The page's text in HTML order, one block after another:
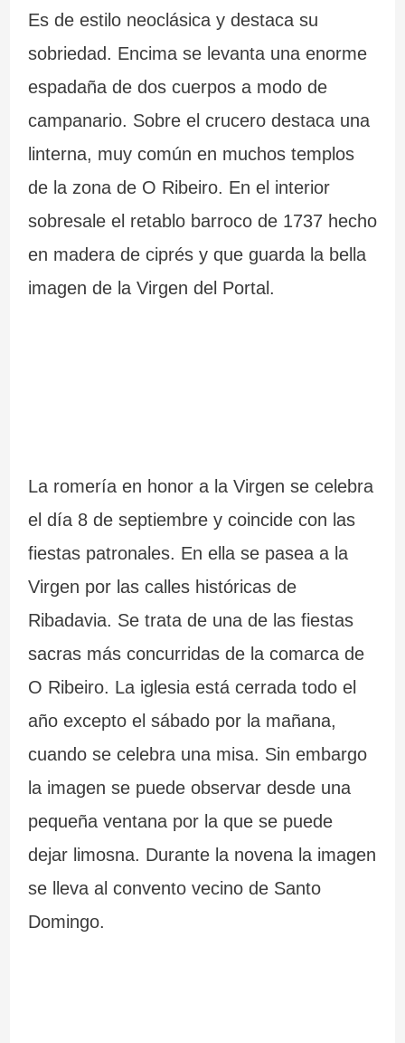
Es de estilo neoclásica y destaca su
sobriedad. Encima se levanta una enorme
espadaña de dos cuerpos a modo de
campanario. Sobre el crucero destaca una
linterna, muy común en muchos templos
de la zona de O Ribeiro. En el interior
sobresale el retablo barroco de 1737 hecho
en madera de ciprés y que guarda la bella
imagen de la Virgen del Portal.
La romería en honor a la Virgen se celebra
el día 8 de septiembre y coincide con las
fiestas patronales. En ella se pasea a la
Virgen por las calles históricas de
Ribadavia. Se trata de una de las fiestas
sacras más concurridas de la comarca de
O Ribeiro. La iglesia está cerrada todo el
año excepto el sábado por la mañana,
cuando se celebra una misa. Sin embargo
la imagen se puede observar desde una
pequeña ventana por la que se puede
dejar limosna. Durante la novena la imagen
se lleva al convento vecino de Santo
Domingo.